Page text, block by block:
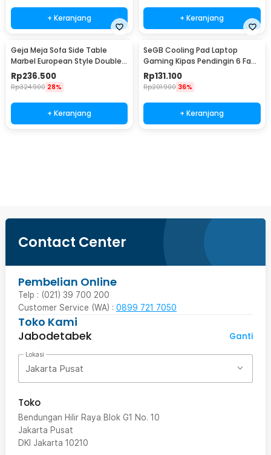
+ Keranjang + Keranjang
Geja Meja Sofa Side Table
Marbel European Style Double
Layer - H81
Rp236.500
Rp324.900 28%
+ Keranjang
SeGB Cooling Pad Laptop
Gaming Kipas Pendingin 6 Fan
17 Inch - S6
Rp131.100
Rp201.900 36%
+ Keranjang
Contact Center
Pembelian Online
Telp : (021) 39 700 200
Customer Service (WA) : 0899 721 7050
Toko Kami
Jabodetabek
Ganti
Lokasi
Jakarta Pusat
Toko
Bendungan Hilir Raya Blok G1 No. 10
Jakarta Pusat
DKI Jakarta 10210